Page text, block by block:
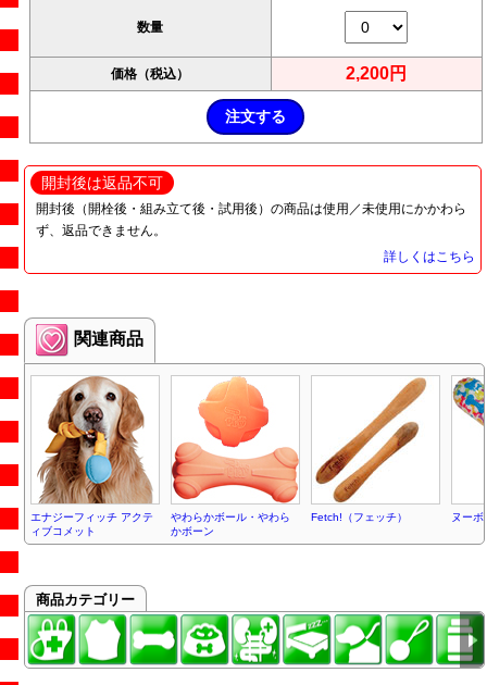
数量
価格（税込） 2,200円
開封後は返品不可
開封後（開栓後・組み立て後・試用後）の商品は使用／未使用にかかわら
ず、返品できません。
詳しくはこちら
関連商品
エナジーフィッチ アクテ
ィブコメット
やわらかボール・やわら
かボーン
Fetch!（フェッチ） ヌーボ
商品カテゴリー